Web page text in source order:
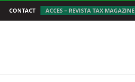
CONTACT ACCES – REVISTA TAX MAGAZINE